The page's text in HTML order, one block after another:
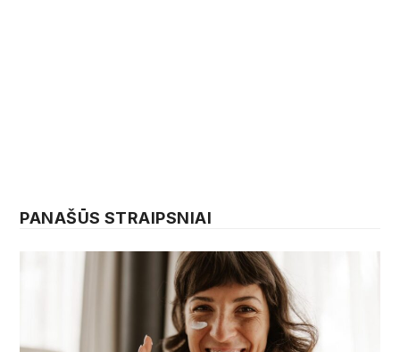
PANAŠŪS STRAIPSNIAI